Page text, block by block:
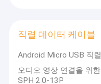
문의하기
조회를 요청하다
VR
직렬 데이터 케이블
Android Micro USB 직
오디오 영상 연결을 위
SPH 2.0-13P
사용됩니다.
우리의 제품은 국내외에서
호주 및 아시아, 20개국 이상
니다. 우리 회사는 원자재 선
숙한 생산 기술, 정확한 테스
관리 구조 현대화.연구 개발